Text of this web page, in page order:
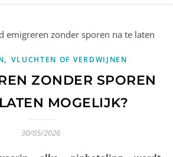
,VLUCHTEN OF VERDWIJNEN
ZONDER SPOREN
MOGELIJK?
30/05/2026